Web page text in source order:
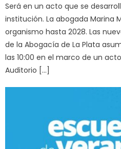
Será en un acto que se
institución. La abogada Marina
organismo hasta 2028. Las
de la Abogacía de La Plata
las 10:00 en el marco de un
Auditorio […]